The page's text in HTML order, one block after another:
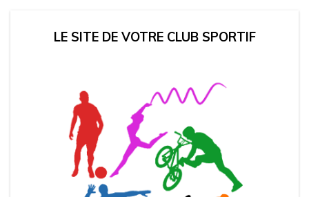
LE SITE DE VOTRE CLUB SPORTIF